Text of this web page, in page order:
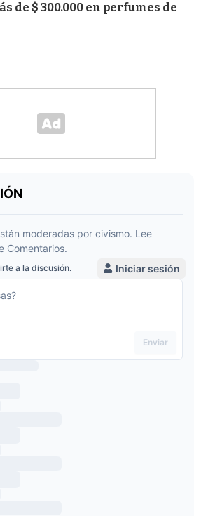
de $ 300.000 en perfumes de